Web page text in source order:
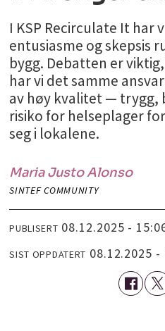
I KSP Recirculate It har
entusiasme og skepsis
bygg. Debatten er
har vi det samme
av høy kvalitet — trygg,
risiko for helseplager
seg i lokalene.
Maria Justo Alonso
SINTEF COMMUNITY
PUBLISERT 08.12.2025 -
SIST OPPDATERT 08.12.2025